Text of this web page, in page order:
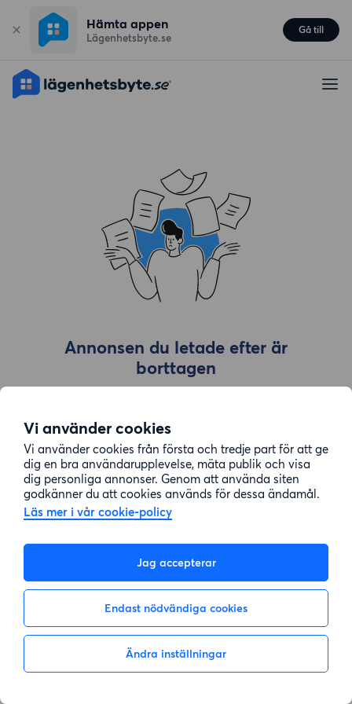
Vi använder cookies
Vi använder cookies från första och tredje part för att ge
dig en bra användarupplevelse, mäta publik och visa
dig personliga annonser. Genom att använda siten
godkänner du att cookies används för dessa ändamål.
Läs mer i vår cookie-policy
Jag accepterar
Endast nödvändiga cookies
Ändra inställningar
Hämta appen
Lägenhetsbyte.se
Gå till
Annonsen du letade efter är
borttagen
Gå till sök